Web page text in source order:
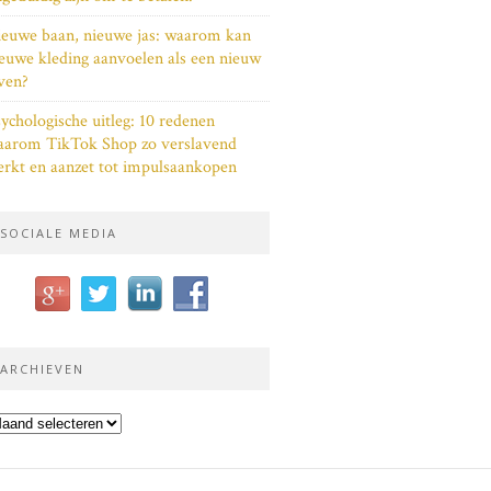
baan, nieuwe jas: waarom kan
kleding aanvoelen als een nieuw
uitleg: 10 redenen
TikTok Shop zo verslavend
en aanzet tot impulsaankopen
SOCIALE MEDIA
ARCHIEVEN